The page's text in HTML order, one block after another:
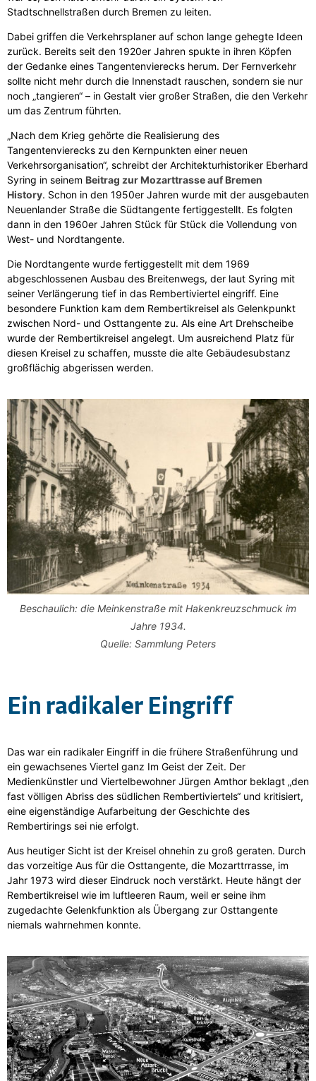
Stadtschnellstraßen durch Bremen zu leiten.
Dabei griffen die Verkehrsplaner auf schon lange gehegte Ideen
zurück. Bereits seit den 1920er Jahren spukte in ihren Köpfen
der Gedanke eines Tangentenvierecks herum. Der Fernverkehr
sollte nicht mehr durch die Innenstadt rauschen, sondern sie nur
noch „tangieren“ – in Gestalt vier großer Straßen, die den Verkehr
um das Zentrum führten.
„Nach dem Krieg gehörte die Realisierung des
Tangentenvierecks zu den Kernpunkten einer neuen
Verkehrsorganisation“, schreibt der Architekturhistoriker Eberhard
Syring in seinem Beitrag zur Mozarttrasse auf Bremen
History. Schon in den 1950er Jahren wurde mit der ausgebauten
Neuenlander Straße die Südtangente fertiggestellt. Es folgten
dann in den 1960er Jahren Stück für Stück die Vollendung von
West- und Nordtangente.
Die Nordtangente wurde fertiggestellt mit dem 1969
abgeschlossenen Ausbau des Breitenwegs, der laut Syring mit
seiner Verlängerung tief in das Rembertiviertel eingriff. Eine
besondere Funktion kam dem Rembertikreisel als Gelenkpunkt
zwischen Nord- und Osttangente zu. Als eine Art Drehscheibe
wurde der Rembertikreisel angelegt. Um ausreichend Platz für
diesen Kreisel zu schaffen, musste die alte Gebäudesubstanz
großflächig abgerissen werden.
Beschaulich: die Meinkenstraße mit Hakenkreuzschmuck im
Jahre 1934.
Quelle: Sammlung Peters
Ein radikaler Eingriff
Das war ein radikaler Eingriff in die frühere Straßenführung und
ein gewachsenes Viertel ganz Im Geist der Zeit. Der
Medienkünstler und Viertelbewohner Jürgen Amthor beklagt „den
fast völligen Abriss des südlichen Rembertiviertels“ und kritisiert,
eine eigenständige Aufarbeitung der Geschichte des
Rembertirings sei nie erfolgt.
Aus heutiger Sicht ist der Kreisel ohnehin zu groß geraten. Durch
das vorzeitige Aus für die Osttangente, die Mozarttrrasse, im
Jahr 1973 wird dieser Eindruck noch verstärkt. Heute hängt der
Rembertikreisel wie im luftleeren Raum, weil er seine ihm
zugedachte Gelenkfunktion als Übergang zur Osttangente
niemals wahrnehmen konnte.